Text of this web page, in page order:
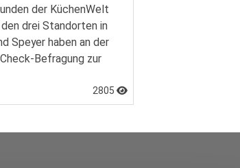
der KüchenWelt
drei Standorten in
Speyer haben an der
Befragung zur
2805